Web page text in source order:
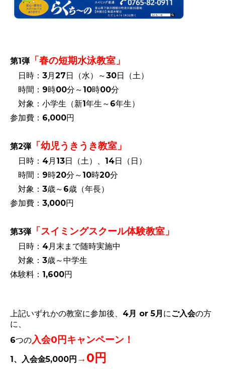
第1弾「春の短期水泳教室」
日時：3月27日（水）～30日（土）
時間：9時00分～10時00分
対象：小学生（新1年生～6年生）
参加費：6,000円
第2弾「幼児うきうき教室」
日時：4月13日（土）、14日（日）
時間：9時20分～10時20分
対象：3歳～6歳（年長）
参加費：3,000円
第3弾「スイミングスクール体験教室」
日時：4月末まで随時実施中
対象：3歳～中学生
体験料：1,600円
上記いずれかの教室に参加後、 4月 or 5月 にご入会の方
に、
6つの入会0円キャンペーン！
1、入会金5,000円 → 0円